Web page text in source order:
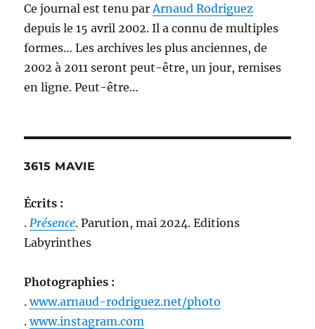
Ce journal est tenu par Arnaud Rodriguez
depuis le 15 avril 2002. Il a connu de multiples
formes… Les archives les plus anciennes, de
2002 à 2011 seront peut-être, un jour, remises
en ligne. Peut-être…
3615 MAVIE
Écrits :
. Présence. Parution, mai 2024. Editions
Labyrinthes
Photographies :
.www.arnaud-rodriguez.net/photo
.www.instagram.com